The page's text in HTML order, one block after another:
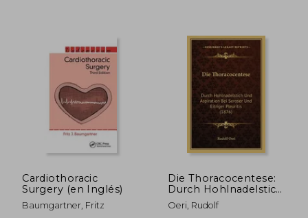
dcto. $ 139.375
50%
dcto.
Cardiothoracic
Surgery (en Inglés)
Baumgartner, Fritz
Die Thoracocentese:
Durch Hohlnadelstich
Und Aspiration Bei
Seroser Und Eitriger
Oeri, Rudolf